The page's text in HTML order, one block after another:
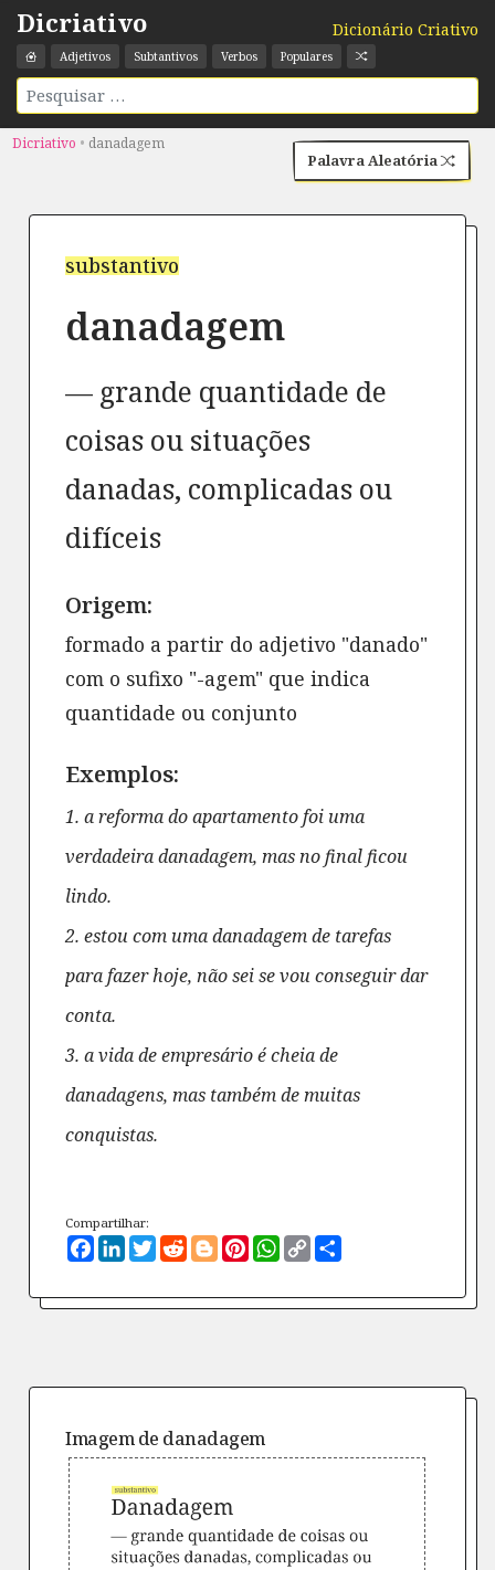
Dicriativo Dicionário Criativo
Adjetivos Subtantivos Verbos Populares
Dicriativo • danadagem
Palavra Aleatória
substantivo
danadagem
grande quantidade de
coisas ou situações
danadas, complicadas ou
difíceis
Origem:
formado a partir do adjetivo "danado"
com o sufixo "-agem" que indica
quantidade ou conjunto
Exemplos:
1. a reforma do apartamento foi uma
verdadeira danadagem, mas no final ficou
lindo.
2. estou com uma danadagem de tarefas
para fazer hoje, não sei se vou conseguir dar
conta.
3. a vida de empresário é cheia de
danadagens, mas também de muitas
conquistas.
Compartilhar:
Facebook
LinkedIn
TwitterRedditBloggerPinterest
WhatsApp
Copy
Link
Imagem de danadagem